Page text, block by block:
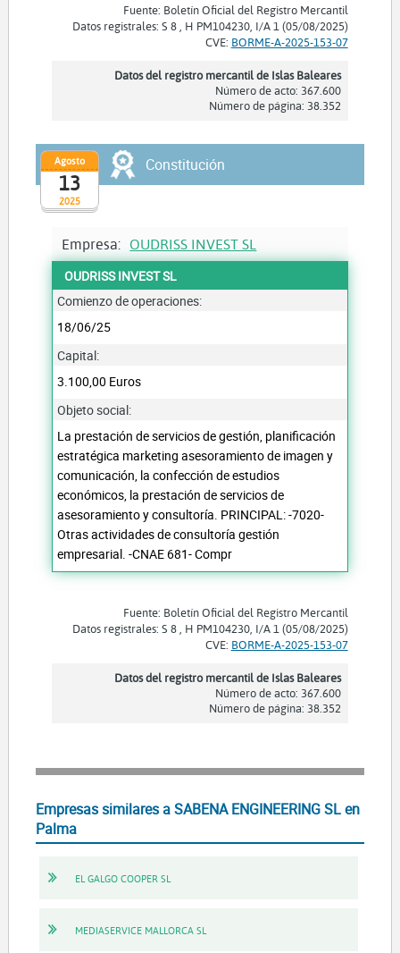
Fuente: Boletín Oficial del Registro Mercantil
Datos registrales: S 8 , H PM104230, I/A 1 (05/08/2025)
CVE: BORME-A-2025-153-07
Datos del registro mercantil de Islas Baleares
Número de acto: 367.600
Número de página: 38.352
2025
Agosto
13
Constitución
Empresa: OUDRISS INVEST SL
OUDRISS INVEST SL
Comienzo de operaciones:
18/06/25
Capital:
3.100,00 Euros
Objeto social:
La prestación de servicios de gestión, planificación
estratégica marketing asesoramiento de imagen y
comunicación, la confección de estudios
económicos, la prestación de servicios de
asesoramiento y consultoría. PRINCIPAL: -7020-
Otras actividades de consultoría gestión
empresarial. -CNAE 681- Compr
Fuente: Boletín Oficial del Registro Mercantil
Datos registrales: S 8 , H PM104230, I/A 1 (05/08/2025)
CVE: BORME-A-2025-153-07
Datos del registro mercantil de Islas Baleares
Número de acto: 367.600
Número de página: 38.352
Empresas similares a SABENA ENGINEERING SL en
Palma
EL GALGO COOPER SL
MEDIASERVICE MALLORCA SL